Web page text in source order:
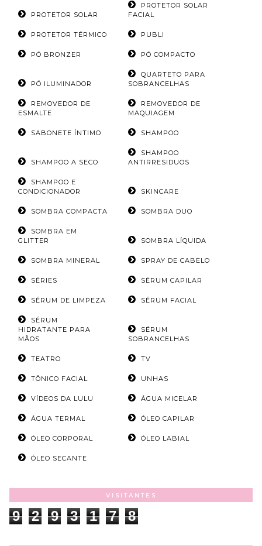
PROTETOR SOLAR
PROTETOR SOLAR
FACIAL
PROTETOR TÉRMICO PUBLI
PÓ BRONZER PÓ COMPACTO
PÓ ILUMINADOR
QUARTETO PARA
SOBRANCELHAS
REMOVEDOR DE
ESMALTE
REMOVEDOR DE
MAQUIAGEM
SABONETE ÍNTIMO SHAMPOO
SHAMPOO A SECO
SHAMPOO
ANTIRRESIDUOS
SHAMPOO E
CONDICIONADOR
SKINCARE
SOMBRA COMPACTA SOMBRA DUO
SOMBRA EM
GLITTER
SOMBRA LÍQUIDA
SOMBRA MINERAL SPRAY DE CABELO
SÉRIES SÉRUM CAPILAR
SÉRUM DE LIMPEZA SÉRUM FACIAL
SÉRUM
HIDRATANTE PARA
MÃOS
SÉRUM
SOBRANCELHAS
TEATRO TV
TÔNICO FACIAL UNHAS
VÍDEOS DA LULU ÁGUA MICELAR
ÁGUA TERMAL ÓLEO CAPILAR
ÓLEO CORPORAL ÓLEO LABIAL
ÓLEO SECANTE
VISITANTES
9 2 9 3 1 7 8